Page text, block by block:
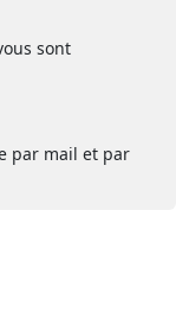
sont
par mail et par